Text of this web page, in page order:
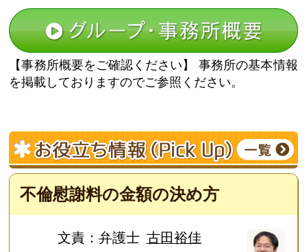
【事務所概要をご確認ください】
事務所の基本情報
を掲載しておりますのでご参照ください。
不倫慰謝料の金額の決め方
文責： 弁護士 古田裕佳